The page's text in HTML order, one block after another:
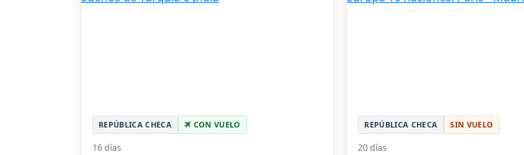
REPÚBLICA CHECA CON VUELO
16 días
REPÚBLICA CHECA SIN VUELO
20 días